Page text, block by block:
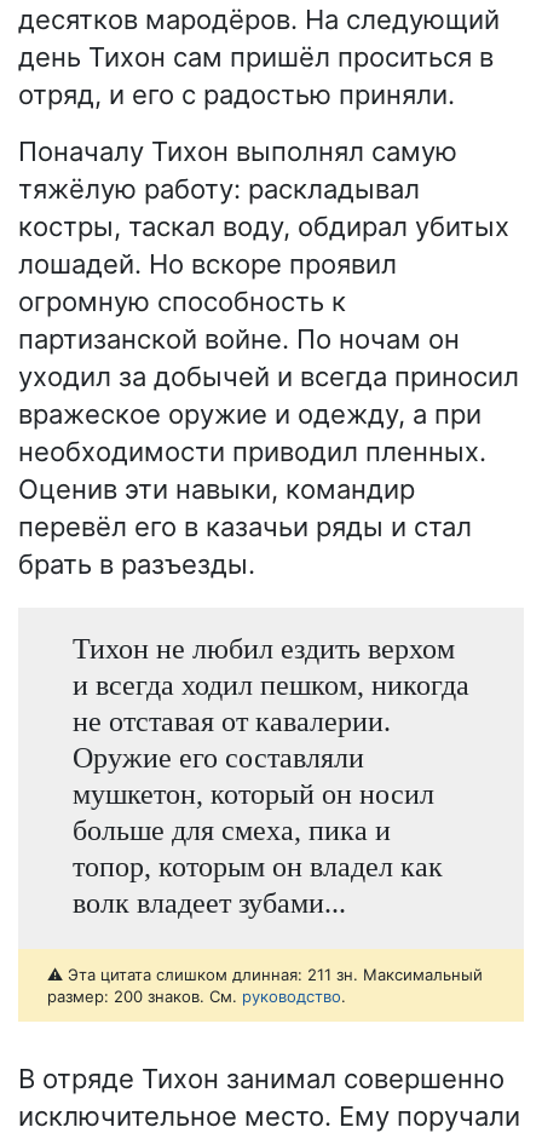
десятков мародёров. На следующий
день Тихон сам пришёл проситься в
отряд, и его с радостью приняли.
Поначалу Тихон выполнял самую
тяжёлую работу: раскладывал
костры, таскал воду, обдирал убитых
лошадей. Но вскоре проявил
огромную способность к
партизанской войне. По ночам он
уходил за добычей и всегда приносил
вражеское оружие и одежду, а при
необходимости приводил пленных.
Оценив эти навыки, командир
перевёл его в казачьи ряды и стал
брать в разъезды.
Тихон не любил ездить верхом
и всегда ходил пешком, никогда
не отставая от кавалерии.
Оружие его составляли
мушкетон, который он носил
больше для смеха, пика и
топор, которым он владел как
волк владеет зубами...
⚠️ Эта цитата слишком длинная: 211 зн. Максимальный
размер: 200 знаков. См. руководство.
В отряде Тихон занимал совершенно
исключительное место. Ему поручали